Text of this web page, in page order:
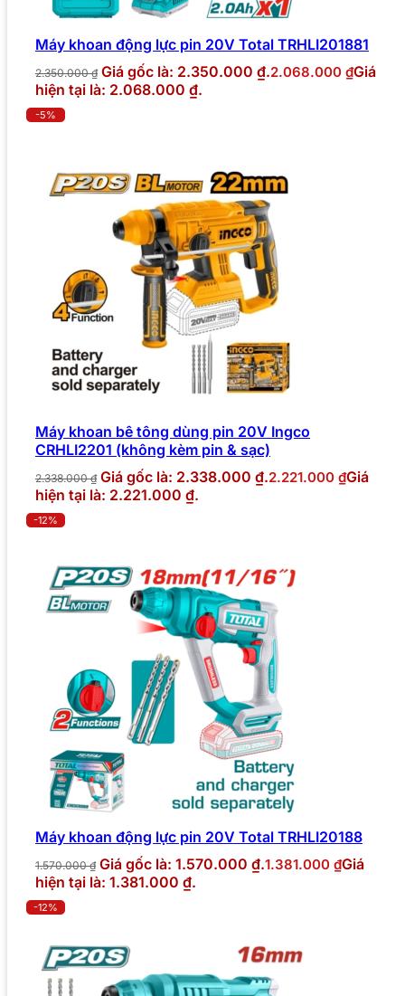
Máy khoan động lực pin 20V Total TRHLI201881
2.350.000₫ Giá gốc là: 2.350.000 ₫.2.068.000 ₫Giá
hiện tại là: 2.068.000 ₫.
-5%
Máy khoan bê tông dùng pin 20V Ingco
CRHLI2201 (không kèm pin & sạc)
2.338.000₫ Giá gốc là: 2.338.000 ₫.2.221.000 ₫Giá
hiện tại là: 2.221.000 ₫.
-12%
Máy khoan động lực pin 20V Total TRHLI20188
1.570.000₫ Giá gốc là: 1.570.000 ₫.1.381.000 ₫Giá
hiện tại là: 1.381.000 ₫.
-12%